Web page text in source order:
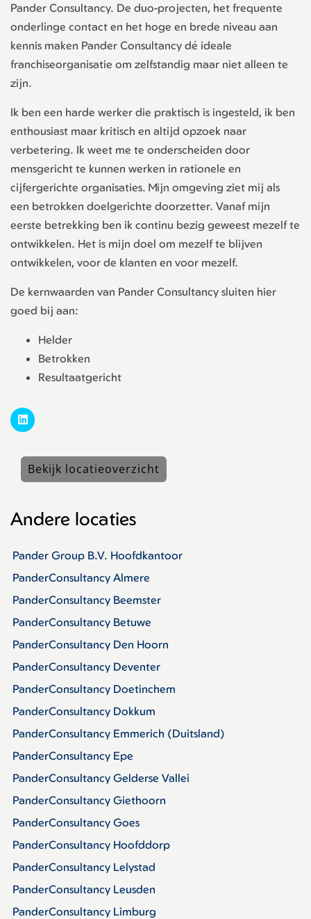
Pander Consultancy. De duo-projecten, het frequente
onderlinge contact en het hoge en brede niveau aan
kennis maken Pander Consultancy dé ideale
franchiseorganisatie om zelfstandig maar niet alleen te
zijn.
Ik ben een harde werker die praktisch is ingesteld, ik ben
enthousiast maar kritisch en altijd opzoek naar
verbetering. Ik weet me te onderscheiden door
mensgericht te kunnen werken in rationele en
cijfergerichte organisaties. Mijn omgeving ziet mij als
een betrokken doelgerichte doorzetter. Vanaf mijn
eerste betrekking ben ik continu bezig geweest mezelf te
ontwikkelen. Het is mijn doel om mezelf te blijven
ontwikkelen, voor de klanten en voor mezelf.
De kernwaarden van Pander Consultancy sluiten hier
goed bij aan:
Helder
Betrokken
Resultaatgericht
Bekijk locatieoverzicht
Andere locaties
Pander Group B.V. Hoofdkantoor
PanderConsultancy Almere
PanderConsultancy Beemster
PanderConsultancy Betuwe
PanderConsultancy Den Hoorn
PanderConsultancy Deventer
PanderConsultancy Doetinchem
PanderConsultancy Dokkum
PanderConsultancy Emmerich (Duitsland)
PanderConsultancy Epe
PanderConsultancy Gelderse Vallei
PanderConsultancy Giethoorn
PanderConsultancy Goes
PanderConsultancy Hoofddorp
PanderConsultancy Lelystad
PanderConsultancy Leusden
PanderConsultancy Limburg